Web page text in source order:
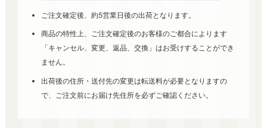
ご注文確定後、約5営業日後の出荷となります。
商品の特性上、ご注文確定後のお客様のご都合によります
「キャンセル、変更、返品、交換」はお受けすることができ
ません。
出荷後の住所・送付先の変更は転送料が必要となりますの
で、ご注文前にお届け先住所を必ずご確認ください。